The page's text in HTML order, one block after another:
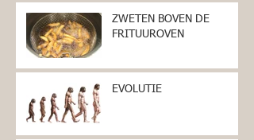
ZWETEN BOVEN DE
FRITUUROVEN
EVOLUTIE